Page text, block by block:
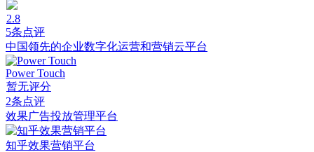
2.8
5条点评
中国领先的企业数字化运营和营销云平台
Power Touch
暂无评分
2条点评
效果广告投放管理平台
知乎效果营销平台